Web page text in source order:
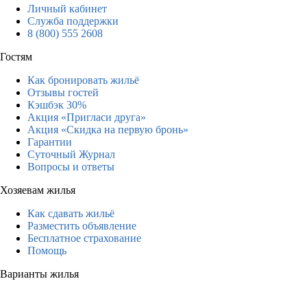
Личный кабинет
Служба поддержки
8 (800) 555 2608
Гостям
Как бронировать жильё
Отзывы гостей
Кэшбэк 30%
Акция «Пригласи друга»
Акция «Скидка на первую бронь»
Гарантии
Суточный Журнал
Вопросы и ответы
Хозяевам жилья
Как сдавать жильё
Разместить объявление
Бесплатное страхование
Помощь
Варианты жилья